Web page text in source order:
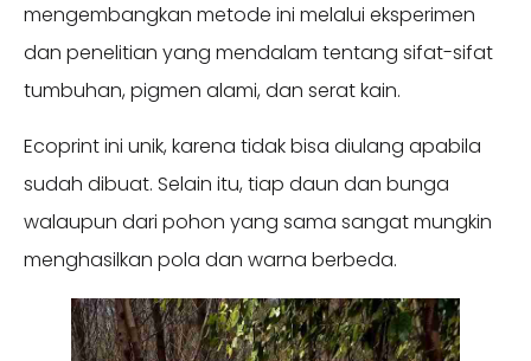
mengembangkan metode ini melalui eksperimen
dan penelitian yang mendalam tentang sifat-sifat
tumbuhan, pigmen alami, dan serat kain.
Ecoprint ini unik, karena tidak bisa diulang apabila
sudah dibuat. Selain itu, tiap daun dan bunga
walaupun dari pohon yang sama sangat mungkin
menghasilkan pola dan warna berbeda.